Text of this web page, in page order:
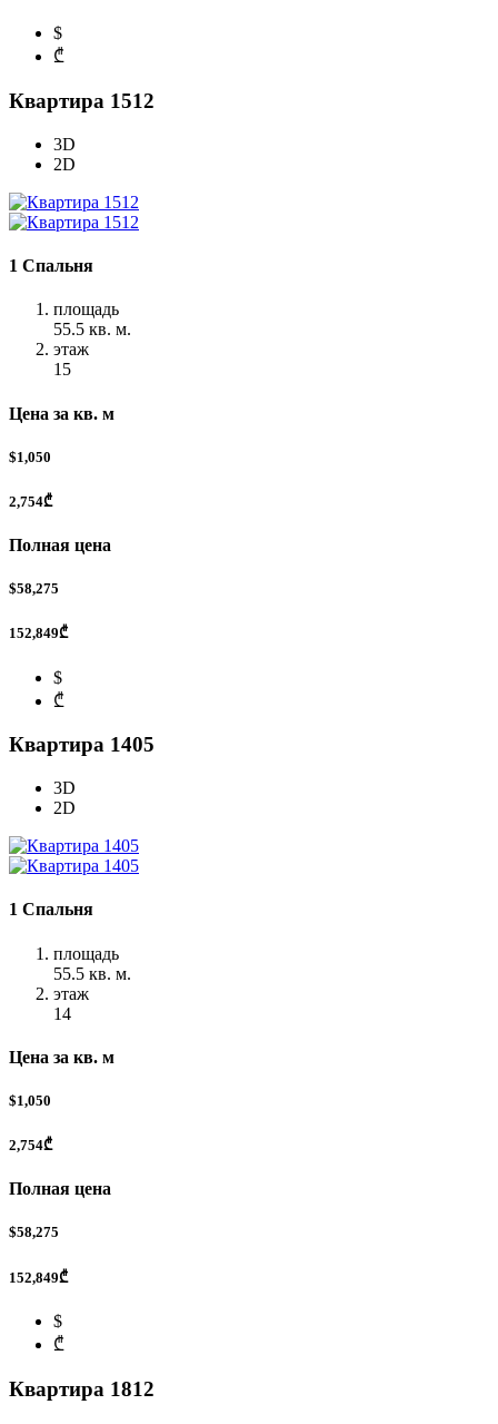
$
₾
Квартира 1512
3D
2D
1 Спальня
площадь
55.5 кв. м.
этаж
15
Цена за кв. м
$1,050
2,754₾
Полная цена
$58,275
152,849₾
$
₾
Квартира 1405
3D
2D
1 Спальня
площадь
55.5 кв. м.
этаж
14
Цена за кв. м
$1,050
2,754₾
Полная цена
$58,275
152,849₾
$
₾
Квартира 1812